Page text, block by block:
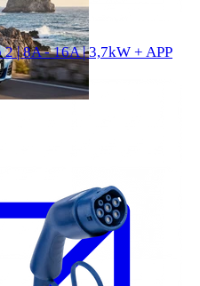
| 8A - 16A | 3,7kW + APP